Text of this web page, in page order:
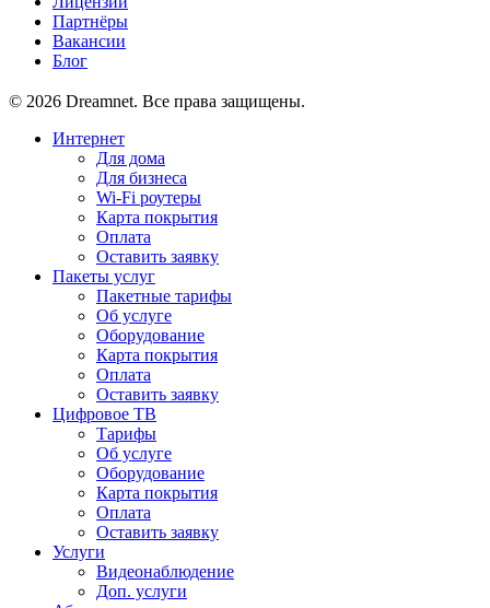
Партнёры
Вакансии
Блог
© 2026 Dreamnet. Все права защищены.
Интернет
Для дома
Для бизнеса
Wi-Fi роутеры
Карта покрытия
Оплата
Оставить заявку
Пакеты услуг
Пакетные тарифы
Об услуге
Оборудование
Карта покрытия
Оплата
Оставить заявку
Цифровое ТВ
Тарифы
Об услуге
Оборудование
Карта покрытия
Оплата
Оставить заявку
Услуги
Видеонаблюдение
Доп. услуги